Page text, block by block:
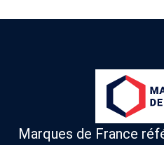
Marques de France